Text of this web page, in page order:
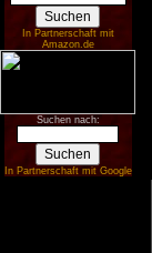
In Partnerschaft mit
Amazon.de
Suchen nach:
In Partnerschaft mit Google